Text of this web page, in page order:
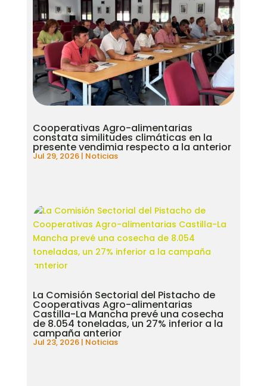
Cooperativas Agro-alimentarias
constata similitudes climáticas en la
presente vendimia respecto a la anterior
Jul 29, 2026| Noticias
La Comisión Sectorial del Pistacho de
Cooperativas Agro-alimentarias
Castilla-La Mancha prevé una cosecha
de 8.054 toneladas, un 27% inferior a la
campaña anterior
Jul 23, 2026| Noticias